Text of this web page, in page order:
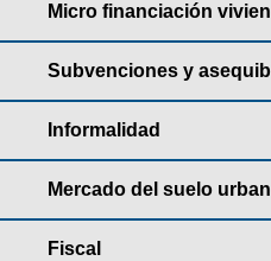
Micro financiación
Subvenciones y
Informalidad
Mercado del suelo
Fiscal